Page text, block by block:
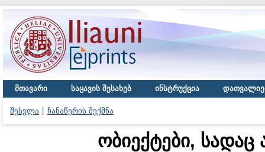
მთავარი საცავის შესახებ ინსტრუქცია
შესვლა ჩანაწერის შექმნა
ობიექტები,